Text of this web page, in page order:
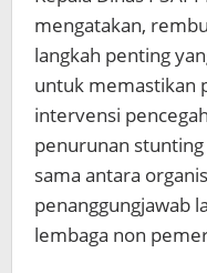
mengatakan,
langkah penting
untuk memastikan
intervensi
penurunan
sama antara
penanggungjawab
lembaga non